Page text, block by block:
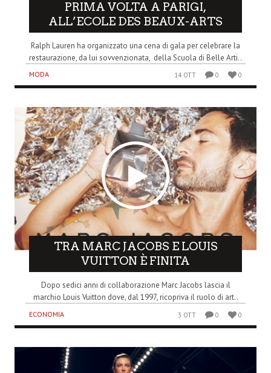
PRIMA VOLTA A PARIGI,
ALL’ECOLE DES BEAUX-ARTS
Ralph Lauren ha organizzato una cena di gala per celebrare la
restaurazione, da lui sovvenzionata, della Scuola di Belle Arti..
MODA 14 OTT 0 0
TRA MARC JACOBS E LOUIS
VUITTON È FINITA
Dopo sedici anni di collaborazione Marc Jacobs lascia il
marchio Louis Vuitton dove, dal 1997, ricopriva il ruolo di art..
ECONOMIA 3 OTT 0 0